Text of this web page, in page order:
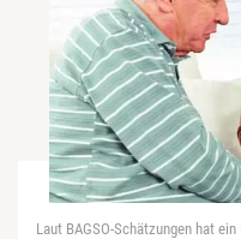
Laut BAGSO-Schätzungen hat